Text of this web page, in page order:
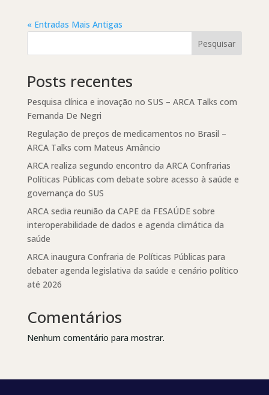
« Entradas Mais Antigas
Pesquisar
Posts recentes
Pesquisa clínica e inovação no SUS – ARCA Talks com
Fernanda De Negri
Regulação de preços de medicamentos no Brasil –
ARCA Talks com Mateus Amâncio
ARCA realiza segundo encontro da ARCA Confrarias
Políticas Públicas com debate sobre acesso à saúde e
governança do SUS
ARCA sedia reunião da CAPE da FESAÚDE sobre
interoperabilidade de dados e agenda climática da
saúde
ARCA inaugura Confraria de Políticas Públicas para
debater agenda legislativa da saúde e cenário político
até 2026
Comentários
Nenhum comentário para mostrar.